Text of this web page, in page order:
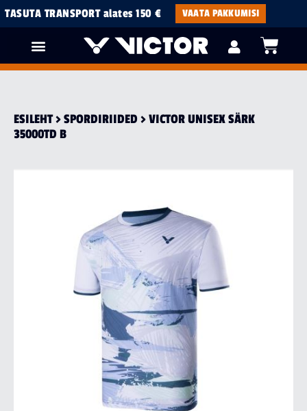
TASUTA TRANSPORT alates 150 € VAATA PAKKUMISI
ESILEHT>SPORDI­RIIDED> VICTOR UNISEX SÄRK
35000TD B